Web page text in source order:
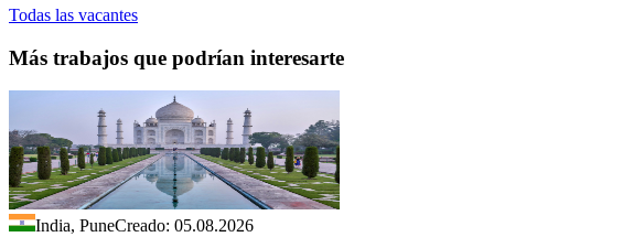
Todas las vacantes
Más trabajos que podrían interesarte
India, PuneCreado: 05.08.2026